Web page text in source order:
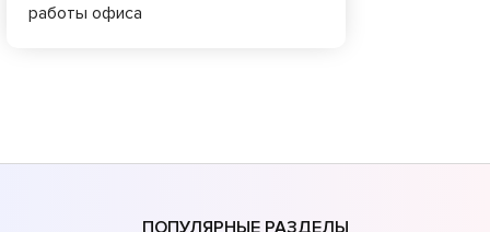
работы офиса
ПОПУЛЯРНЫЕ РАЗДЕЛЫ